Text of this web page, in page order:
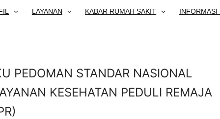
LAYANAN KABAR RUMAH SAKIT
INFORMASI
PEDOMAN STANDAR NASIONAL
KESEHATAN PEDULI REMAJA